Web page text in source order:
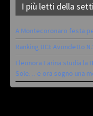
I più letti della
A Montecoronaro festa
Ranking UCI: Avondetto
Eleonora Farina studia la
Sole… e ora sogno una